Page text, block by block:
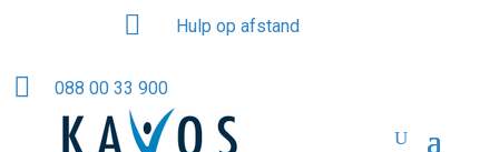
 Hulp op afstand
 088 00 33 900